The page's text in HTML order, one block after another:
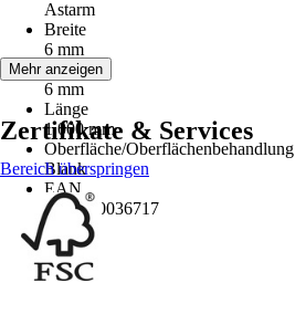
Astarm
Breite
6 mm
Höhe
6 mm
Länge
1.000 mm
Oberfläche/Oberflächenbehandlung
Blank
EAN
4012230036717
Mehr anzeigen
Zertifikate & Services
Bereich überspringen